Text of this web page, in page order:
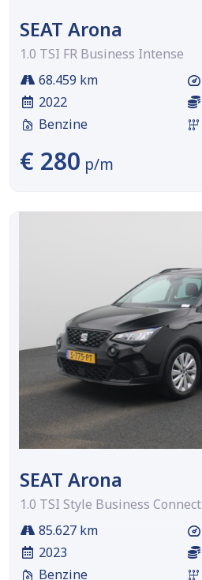
SEAT Arona
1.0 TSI FR Business Intense
68.459 km
2022
Benzine
€ 280 p/m
SEAT Arona
1.0 TSI Style Business Connect
85.627 km
2023
Benzine